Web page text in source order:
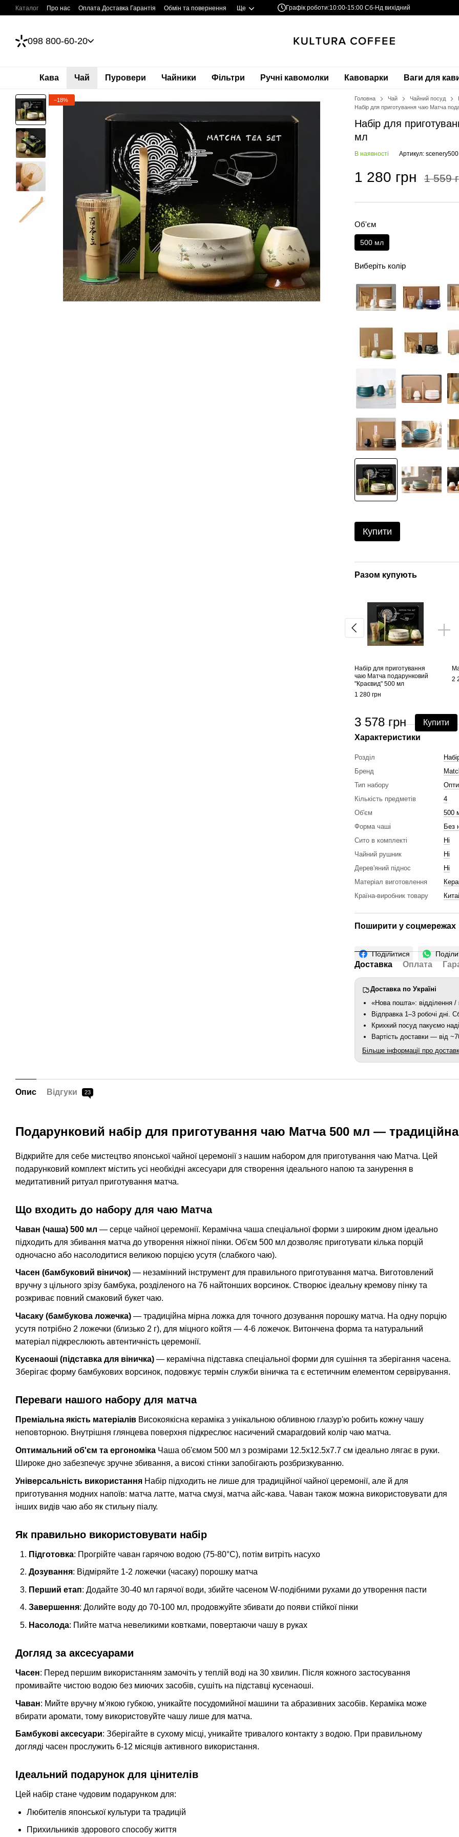
Перейти до основного контенту
Каталог Про нас Оплата Доставка Гарантія Обмін та повернення Ще Графік роботи:10:00-15:00 Сб-Нд вихідний
098 800-60-20
Кава Чай Пуровери Чайники Фільтри Ручні кавомолки Кавоварки Ваги для
−18% Головна Чай Чайний посуд
Набір для приготування чаю Матча
Набір для
мл
В наявності Артикул: scenery500
1 280 грн 1 559
Об'єм
500 мл
Виберіть колір
Купити
Разом купують
Набір для приготування
чаю Матча подарунковий
"Краєвид" 500 мл
1 280 грн
2
3 578 грн Купити
Характеристики
Розділ
Бренд
Тип набору
Кількість предметів
4
Об'єм
500
Форма чаші
Без
Сито в комплекті
Ні
Чайний рушник
Ні
Дерев'яний піднос
Ні
Матеріал виготовлення
Країна-виробник товару
Поширити у соцмережах
Поділитися
Доставка Оплата
Доставка по Україні
«Нова пошта»: відділення
Відправка 1–3 робочі дні.
Крихкий посуд пакуємо
Вартість доставки — від
Більше інформації про
Опис Відгуки 23
Подарунковий набір для приготування чаю Матча 500 мл —
Відкрийте для себе мистецтво японської чайної церемонії з нашим набором для приготування чаю Матча. Цей
подарунковий комплект містить усі необхідні аксесуари для створення ідеального напою та занурення в
медитативний ритуал приготування матча.
Що входить до набору для чаю Матча
Чаван (чаша) 500 мл — серце чайної церемонії. Керамічна чаша спеціальної форми з широким дном ідеально
підходить для збивання матча до утворення ніжної пінки. Об'єм 500 мл дозволяє приготувати кілька порцій
одночасно або насолодитися великою порцією усутя (слабкого чаю).
Часен (бамбуковий віничок) — незамінний інструмент для правильного приготування матча. Виготовлений
вручну з цільного зрізу бамбука, розділеного на 76 найтонших ворсинок. Створює ідеальну кремову пінку та
розкриває повний смаковий букет чаю.
Часаку (бамбукова ложечка) — традиційна мірна ложка для точного дозування порошку матча. На одну порцію
усутя потрібно 2 ложечки (близько 2 г), для міцного койтя — 4-6 ложечок. Витончена форма та натуральний
матеріал підкреслюють автентичність церемонії.
Кусенаоші (підставка для віничка) — керамічна підставка спеціальної форми для сушіння та зберігання часена.
Зберігає форму бамбукових ворсинок, подовжує термін служби віничка та є естетичним елементом сервірування.
Переваги нашого набору для матча
Преміальна якість матеріалів Високоякісна кераміка з унікальною обливною глазур'ю робить кожну чашу
неповторною. Внутрішня глянцева поверхня підкреслює насичений смарагдовий колір чаю матча.
Оптимальний об'єм та ергономіка Чаша об'ємом 500 мл з розмірами 12.5x12.5x7.7 см ідеально лягає в руки.
Широке дно забезпечує зручне збивання, а високі стінки запобігають розбризкуванню.
Універсальність використання Набір підходить не лише для традиційної чайної церемонії, але й для
приготування модних напоїв: матча латте, матча смузі, матча айс-кава. Чаван також можна використовувати для
інших видів чаю або як стильну піалу.
Як правильно використовувати набір
Підготовка: Прогрійте чаван гарячою водою (75-80°С), потім витріть насухо
Дозування: Відміряйте 1-2 ложечки (часаку) порошку матча
Перший етап: Додайте 30-40 мл гарячої води, збийте часеном W-подібними рухами до утворення пасти
Завершення: Долийте воду до 70-100 мл, продовжуйте збивати до появи стійкої пінки
Насолода: Пийте матча невеликими ковтками, повертаючи чашу в руках
Догляд за аксесуарами
Часен: Перед першим використанням замочіть у теплій воді на 30 хвилин. Після кожного застосування
промивайте чистою водою без миючих засобів, сушіть на підставці кусенаоші.
Чаван: Мийте вручну м'якою губкою, уникайте посудомийної машини та абразивних засобів. Кераміка може
вбирати аромати, тому використовуйте чашу лише для матча.
Бамбукові аксесуари: Зберігайте в сухому місці, уникайте тривалого контакту з водою. При правильному
догляді часен прослужить 6-12 місяців активного використання.
Ідеальний подарунок для цінителів
Цей набір стане чудовим подарунком для:
Любителів японської культури та традицій
Прихильників здорового способу життя